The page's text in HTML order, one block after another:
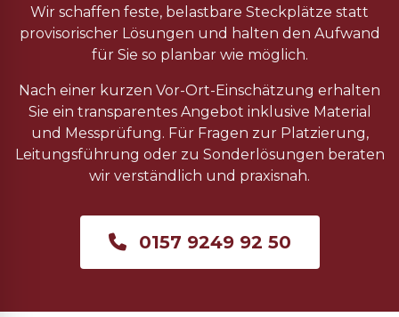
Wir schaffen feste, belastbare Steckplätze statt
provisorischer Lösungen und halten den Aufwand
für Sie so planbar wie möglich.
Nach einer kurzen Vor-Ort-Einschätzung erhalten
Sie ein transparentes Angebot inklusive Material
und Messprüfung. Für Fragen zur Platzierung,
Leitungsführung oder zu Sonderlösungen beraten
wir verständlich und praxisnah.
0157 9249 92 50